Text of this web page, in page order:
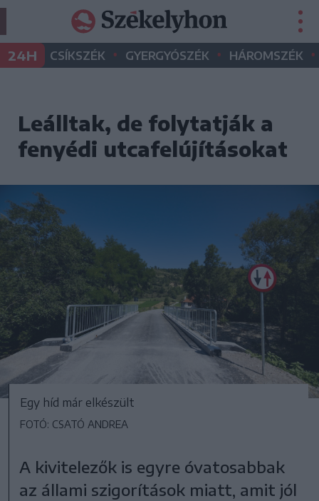
24H CSÍKSZÉK • GYERGYÓSZÉK • HÁROMSZÉK •
Leálltak, de folytatják a
fenyédi utcafelújításokat
Egy híd már elkészült
FOTÓ: CSATÓ ANDREA
A kivitelezők is egyre óvatosabbak
az állami szigorítások miatt, amit jól